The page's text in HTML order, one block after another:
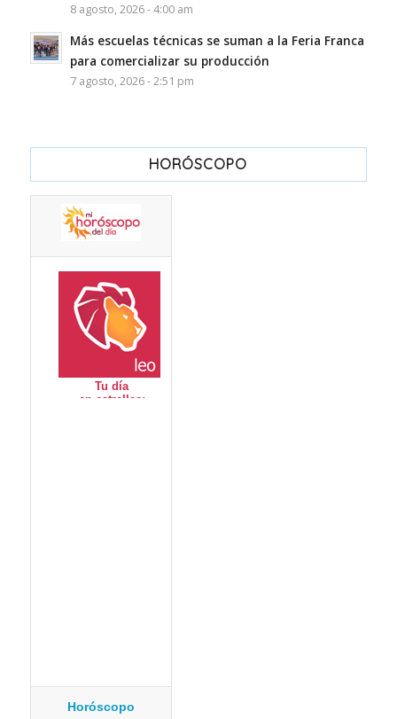
8 agosto, 2026 - 4:00 am
Más escuelas técnicas se suman a la Feria Franca
para comercializar su producción
7 agosto, 2026 - 2:51 pm
HORÓSCOPO
Horóscopo